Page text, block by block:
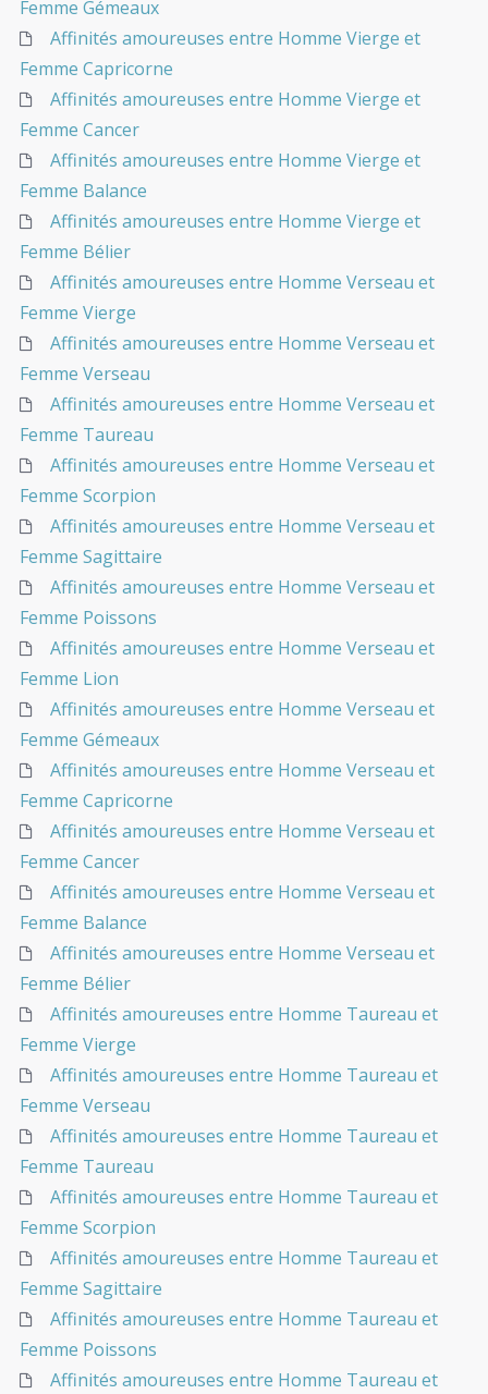
Femme Gémeaux
Affinités amoureuses entre Homme Vierge et
Femme Capricorne
Affinités amoureuses entre Homme Vierge et
Femme Cancer
Affinités amoureuses entre Homme Vierge et
Femme Balance
Affinités amoureuses entre Homme Vierge et
Femme Bélier
Affinités amoureuses entre Homme Verseau et
Femme Vierge
Affinités amoureuses entre Homme Verseau et
Femme Verseau
Affinités amoureuses entre Homme Verseau et
Femme Taureau
Affinités amoureuses entre Homme Verseau et
Femme Scorpion
Affinités amoureuses entre Homme Verseau et
Femme Sagittaire
Affinités amoureuses entre Homme Verseau et
Femme Poissons
Affinités amoureuses entre Homme Verseau et
Femme Lion
Affinités amoureuses entre Homme Verseau et
Femme Gémeaux
Affinités amoureuses entre Homme Verseau et
Femme Capricorne
Affinités amoureuses entre Homme Verseau et
Femme Cancer
Affinités amoureuses entre Homme Verseau et
Femme Balance
Affinités amoureuses entre Homme Verseau et
Femme Bélier
Affinités amoureuses entre Homme Taureau et
Femme Vierge
Affinités amoureuses entre Homme Taureau et
Femme Verseau
Affinités amoureuses entre Homme Taureau et
Femme Taureau
Affinités amoureuses entre Homme Taureau et
Femme Scorpion
Affinités amoureuses entre Homme Taureau et
Femme Sagittaire
Affinités amoureuses entre Homme Taureau et
Femme Poissons
Affinités amoureuses entre Homme Taureau et